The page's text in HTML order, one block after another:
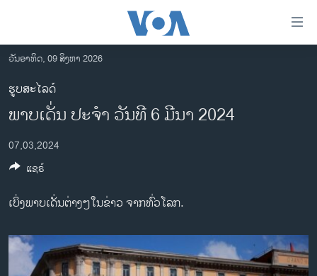
ເຂົ້າ
ຫາ
ຂ້າມ
ຂ້າມ
ໄປ
ຫາ
ຄົ້ນ
ລາວ
ອາເມຣິກາ
ການເລືອກຕັ້ງ ປະທານາທີບໍດີ ສະຫະລັດ 2024
ຂ່າວ​ຈີນ
ໂລກ
ອິດສະຫຼະພາບດ້ານການຂ່າວ
ວັນອາທິດ, 09 ສິງຫາ 2026
ຮູບສະໄລດ໌
ພາບເດັ່ນ ປະຈຳ ວັນທີ 6 ມີນາ 2024
07,03,2024
ເບິ່ງພາບເດັ່ນຕ່າງໆໃນຂ່າວ ຈາກທົ່ວໂລກ.
ແຊຣ໌